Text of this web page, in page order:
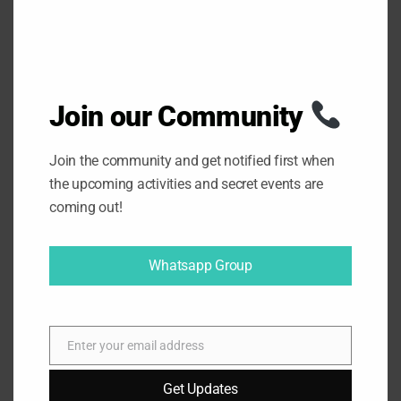
Puedes ver más artículos interesantes en
nuestroBLOG
0
Join our Community
Join the community and get notified first when
the upcoming activities and secret events are
coming out!
Whatsapp Group
Enter your email address
Get Updates